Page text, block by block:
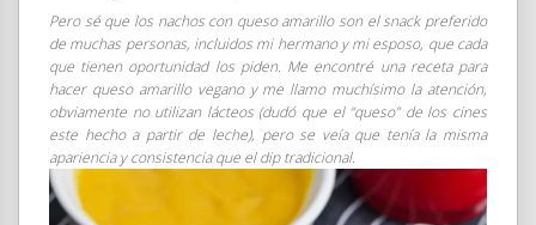
Pero sé que los nachos con queso amarillo son el snack preferido
de muchas personas, incluidos mi hermano y mi esposo, que cada
que tienen oportunidad los piden. Me encontré una receta para
hacer queso amarillo vegano y me llamo muchísimo la atención,
obviamente no utilizan lácteos (dudó que el “queso” de los cines
este hecho a partir de leche), pero se veía que tenía la misma
apariencia y consistencia que el dip tradicional.